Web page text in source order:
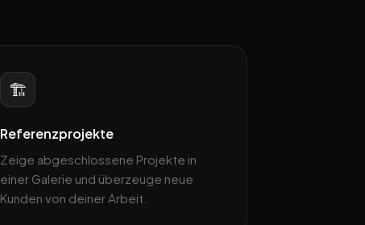
🏗️
Referenzprojekte
Zeige abgeschlossene Projekte in
einer Galerie und überzeuge neue
Kunden von deiner Arbeit.